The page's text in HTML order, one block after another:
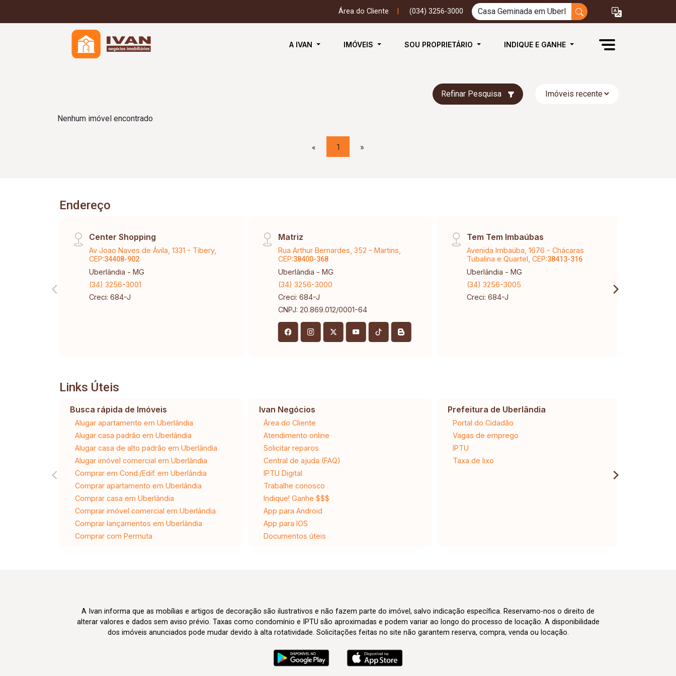
Área do Cliente (034) 3256-3000
A IVAN IMÓVEIS SOU PROPRIETÁRIO INDIQUE E GANHE
Refinar Pesquisa
Nenhum imóvel encontrado
« 1 »
Endereço
Center Shopping
Av Joao Naves de Ávila, 1331 - Tibery,
CEP:34408-902
Uberlândia - MG
(34) 3256-3001
Creci: 684-J
Matriz
Rua Arthur Bernardes, 352 - Martins,
CEP:38400-368
Uberlândia - MG
(34) 3256-3000
Creci: 684-J
CNPJ: 20.869.012/0001-64
Tem Tem Imbaúbas
Avenida Imbaúba, 1676 - Chácaras
Tubalina e Quartel, CEP:38413-316
Uberlândia - MG
(34) 3256-3005
Creci: 684-J
Links Úteis
Busca rápida de Imóveis
Alugar apartamento em Uberlândia
Alugar casa padrão em Uberlândia
Alugar casa de alto padrão em Uberlândia
Alugar imóvel comercial em Uberlândia
Comprar em Cond./Edif. em Uberlândia
Comprar apartamento em Uberlândia
Comprar casa em Uberlândia
Comprar imóvel comercial em Uberlândia
Comprar lançamentos em Uberlândia
Comprar com Permuta
Ivan Negócios
Área do Cliente
Atendimento online
Solicitar reparos
Central de ajuda (FAQ)
IPTU Digital
Trabalhe conosco
Indique! Ganhe $$$
App para Android
App para IOS
Documentos úteis
Prefeitura de Uberlândia
Portal do Cidadão
Vagas de emprego
IPTU
Taxa de lixo
A Ivan informa que as mobílias e artigos de decoração são ilustrativos e não fazem parte do imóvel, salvo indicação específica. Reservamo-nos o direito de
alterar valores e dados sem aviso prévio. Taxas como condomínio e IPTU são aproximadas e podem variar ao longo do processo de locação. A disponibilidade
dos imóveis anunciados pode mudar devido à alta rotatividade. Solicitações feitas no site não garantem reserva, compra, venda ou locação.